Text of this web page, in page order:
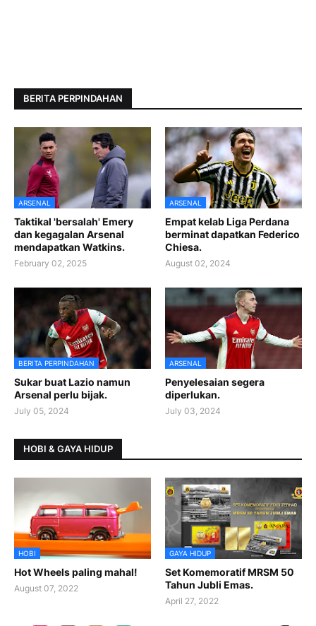
BERITA PERPINDAHAN
ARSENAL
Taktikal 'bersalah' Emery
dan kegagalan Arsenal
mendapatkan Watkins.
February 02, 2025
ARSENAL
Empat kelab Liga Perdana
berminat dapatkan Federico
Chiesa.
August 02, 2024
BERITA PERPINDAHAN
Sukar buat Lazio namun
Arsenal perlu bijak.
July 05, 2024
ARSENAL
Penyelesaian segera
diperlukan.
July 03, 2024
HOBI & GAYA HIDUP
HOBI
Hot Wheels paling mahal!
August 07, 2022
GAYA HIDUP
Set Komemoratif MRSM 50
Tahun Jubli Emas.
April 27, 2022